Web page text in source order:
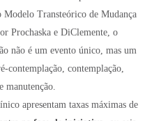
Transteórico de Mudança
Prochaska e DiClemente, o
não é um evento único, mas um
contemplação, contemplação,
manutenção
apresentam taxas máximas de